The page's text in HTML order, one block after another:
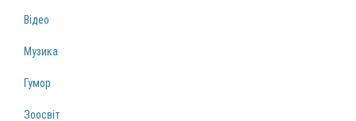
Відео
Музика
Гумор
Зоосвіт